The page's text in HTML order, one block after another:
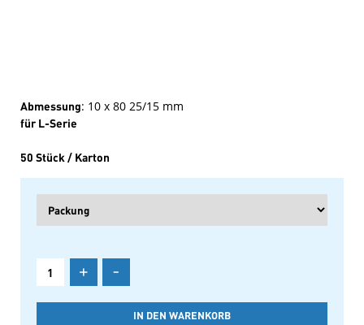
Abmessung: 10 x 80 25/15 mm
für L-Serie
50 Stück / Karton
+ -